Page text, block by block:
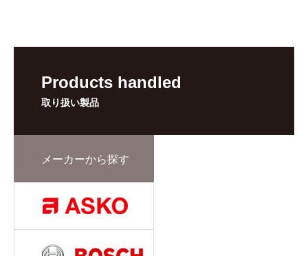
Products handled
取り扱い製品
メーカーから探す